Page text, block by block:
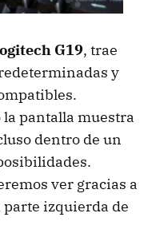
G19, trae
y
pantalla muestra
dentro de un
ver gracias a
parte izquierda de